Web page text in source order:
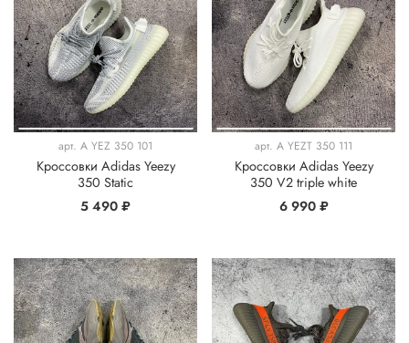
арт. A YEZ 350 101
Кроссовки Adidas Yeezy
350 Static
5 490 ₽
арт. A YEZT 350 111
Кроссовки Adidas Yeezy
350 V2 triple white
6 990 ₽